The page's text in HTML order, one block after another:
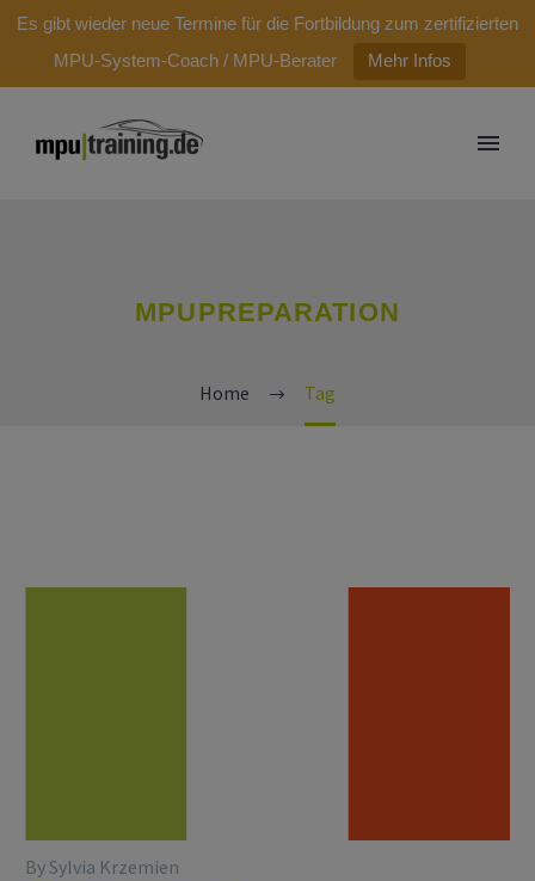
Es gibt wieder neue Termine für die Fortbildung zum zertifizierten
MPU-System-Coach / MPU-Berater
Mehr Infos
MPUPREPARATION
Home Tag
By Sylvia Krzemien
modal-check